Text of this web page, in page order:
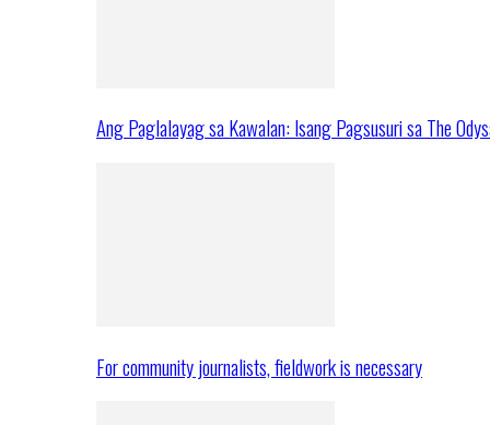
Ang Paglalayag sa Kawalan: Isang Pagsusuri sa The
For community journalists, fieldwork is necessary